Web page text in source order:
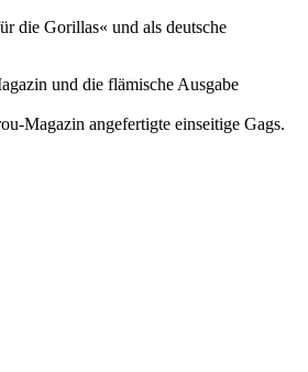
die Gorillas« und als deutsche
und die flämische Ausgabe
Magazin angefertigte einseitige Gags.